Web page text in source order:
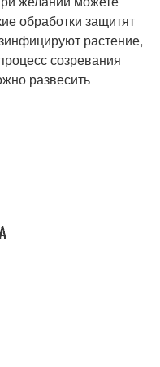
обработки защитят
растение,
созревания
развесить